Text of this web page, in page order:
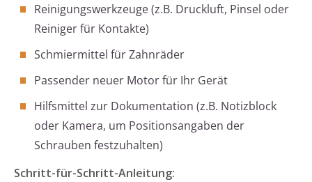
Reinigungswerkzeuge (z.B. Druckluft, Pinsel oder
Reiniger für Kontakte)
Schmiermittel für Zahnräder
Passender neuer Motor für Ihr Gerät
Hilfsmittel zur Dokumentation (z.B. Notizblock
oder Kamera, um Positionsangaben der
Schrauben festzuhalten)
Schritt-für-Schritt-Anleitung: